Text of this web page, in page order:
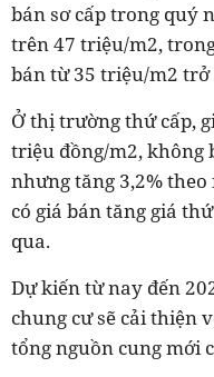
bán sơ cấp trong quý
trên 47 triệu/m2,
bán từ 35 triệu/m2 trở
Ở thị trường thứ cấp,
triệu đồng/m2, không
nhưng tăng 3,2%
có giá bán tăng giá
qua.
Dự kiến từ nay đến
chung cư sẽ cải thiện
tổng nguồn cung mới